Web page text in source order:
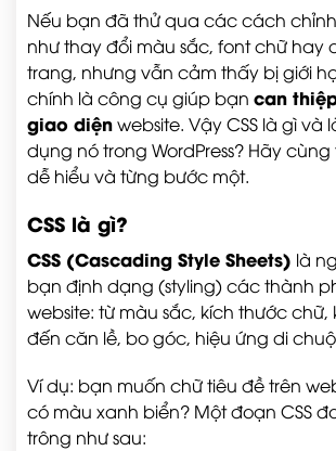
Nếu bạn đã thử qua các cách
như thay đổi màu sắc, font chữ hay
trang, nhưng vẫn cảm thấy bị giới
chính là công cụ giúp bạn can
giao diệnwebsite. Vậy CSS là gì và
dụng nó trong WordPress? Hãy
dễ hiểu và từng bước một.
CSS là gì?
CSS (Cascading Style Sheets) là
bạn định dạng (styling) các thành
website: từ màu sắc, kích thước
đến căn lề, bo góc, hiệu ứng di
Ví dụ: bạn muốn chữ tiêu đề trên
có màu xanh biển? Một đoạn CSS
trông như sau: